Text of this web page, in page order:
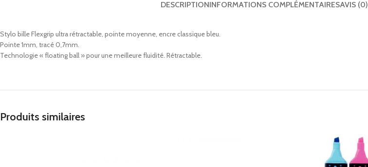
DESCRIPTIONINFORMATIONS COMPLÉMENTAIRESAVIS (0)
Stylo bille Flexgrip ultra rétractable, pointe moyenne, encre classique bleu.
Pointe 1mm, tracé 0,7mm.
Technologie « floating ball » pour une meilleure fluidité. Rétractable.
Produits similaires